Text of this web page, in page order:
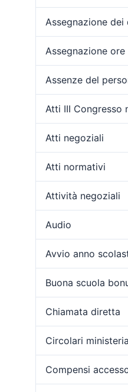
Assegnazione
Assegnazione
Assenze del
Atti III Congresso
Atti negoziali
Atti normativi
Attività negoziali
Audio
Avvio anno
Buona scuola
Chiamata diretta
Circolari
Compensi